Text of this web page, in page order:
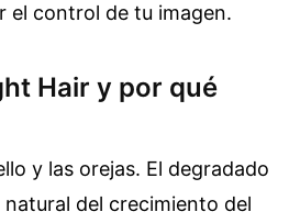
el control de tu imagen.
Hair y por qué
y las orejas. El degradado
natural del crecimiento del